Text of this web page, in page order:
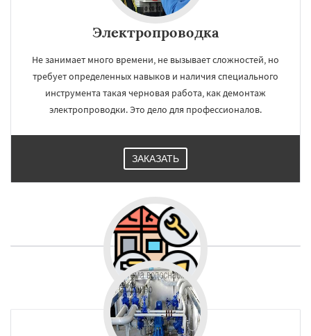
Электропроводка
Не занимает много времени, не вызывает сложностей, но
требует определенных навыков и наличия специального
инструмента такая черновая работа, как демонтаж
электропроводки. Это дело для профессионалов.
ЗАКАЗАТЬ